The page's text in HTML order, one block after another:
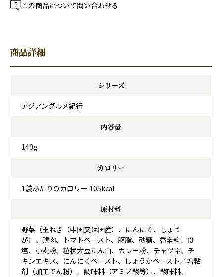
この商品について問い合わせる
商品詳細
シリーズ
アジアングルメ紀行
内容量
140g
カロリー
1袋あたりのカロリー 105kcal
原材料
野菜（玉ねぎ（中国又は国産）、にんにく、しょう
が）、鶏肉、トマトペースト、豚脂、砂糖、香辛料、食
塩、小麦粉、粒状大豆たん白、カレー粉、チャツネ、チ
キンエキス、にんにくペースト、しょうがペースト／増粘
剤（加工でん粉）、調味料（アミノ酸等）、酸味料、